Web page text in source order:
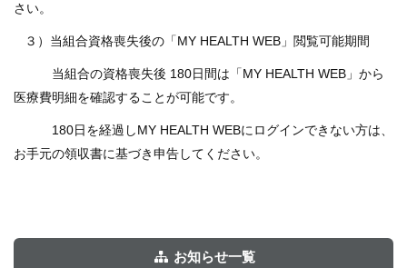
さい。
３）当組合資格喪失後の「MY HEALTH WEB」閲覧可能期間
当組合の資格喪失後 180日間は「MY HEALTH WEB」から
医療費明細を確認することが可能です。
180日を経過しMY HEALTH WEBにログインできない方は、
お手元の領収書に基づき申告してください。
お知らせ一覧